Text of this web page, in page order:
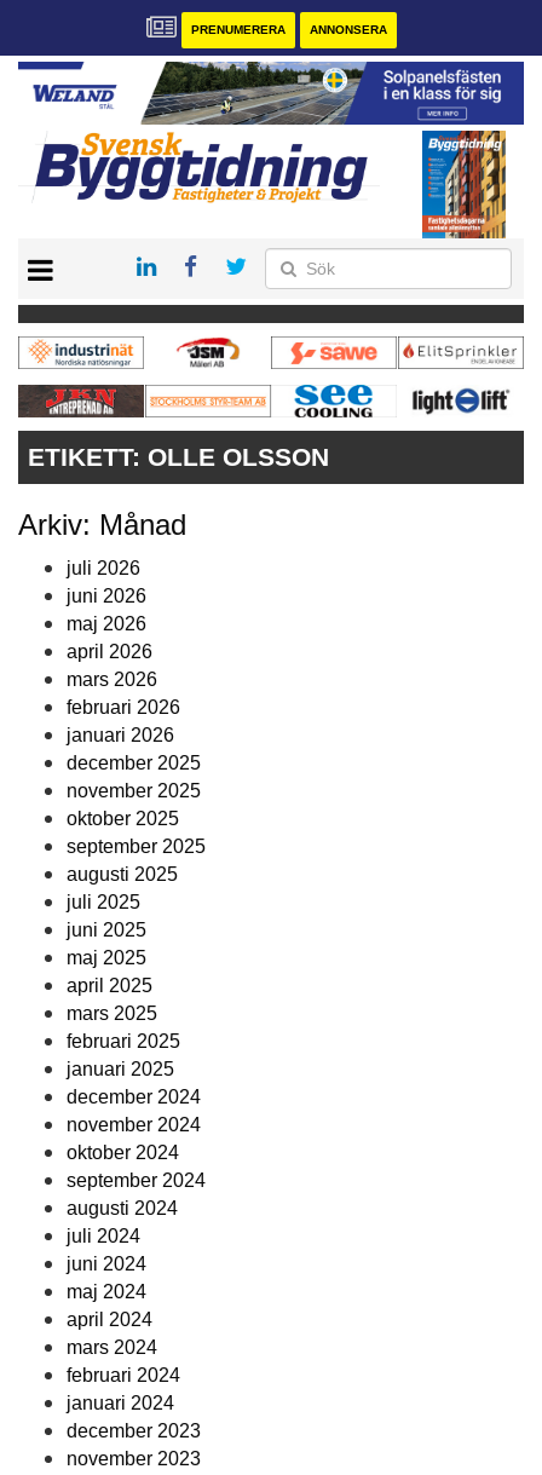
PRENUMERERA ANNONSERA
PRENUMERERA
VÅRA ANDRA MAGASIN
ANNONSERA
KONTAKT
ETIKETT: OLLE OLSSON
Arkiv: Månad
juli 2026
juni 2026
maj 2026
april 2026
mars 2026
februari 2026
januari 2026
december 2025
november 2025
oktober 2025
september 2025
augusti 2025
juli 2025
juni 2025
maj 2025
april 2025
mars 2025
februari 2025
januari 2025
december 2024
november 2024
oktober 2024
september 2024
augusti 2024
juli 2024
juni 2024
maj 2024
april 2024
mars 2024
februari 2024
januari 2024
december 2023
november 2023